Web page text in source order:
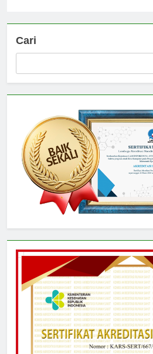
Cari